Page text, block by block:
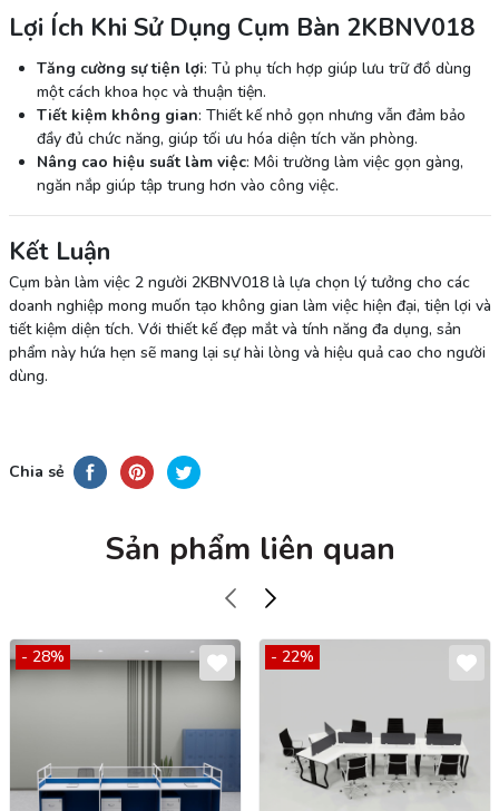
Lợi Ích Khi Sử Dụng Cụm Bàn 2KBNV018
Tăng cường sự tiện lợi: Tủ phụ tích hợp giúp lưu trữ đồ dùng
một cách khoa học và thuận tiện.
Tiết kiệm không gian: Thiết kế nhỏ gọn nhưng vẫn đảm bảo
đầy đủ chức năng, giúp tối ưu hóa diện tích văn phòng.
Nâng cao hiệu suất làm việc: Môi trường làm việc gọn gàng,
ngăn nắp giúp tập trung hơn vào công việc.
Kết Luận
Cụm bàn làm việc 2 người 2KBNV018 là lựa chọn lý tưởng cho các
doanh nghiệp mong muốn tạo không gian làm việc hiện đại, tiện lợi và
tiết kiệm diện tích. Với thiết kế đẹp mắt và tính năng đa dụng, sản
phẩm này hứa hẹn sẽ mang lại sự hài lòng và hiệu quả cao cho người
dùng.
Chia sẻ
Sản phẩm liên quan
- 28% - 22%